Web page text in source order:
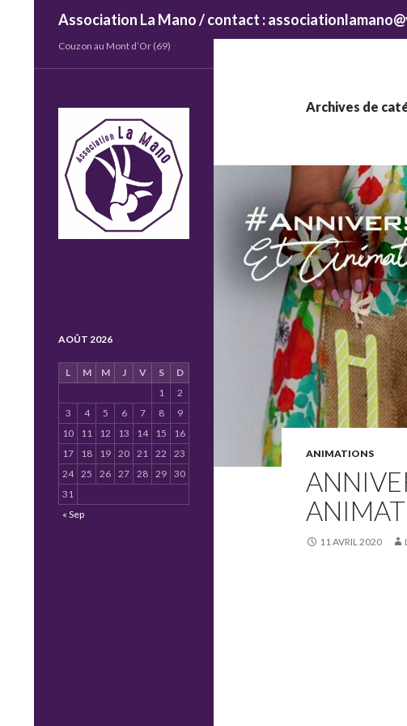
Association La Mano / contact :
Archives de
ANIMATIONS
11 AVRIL 2020
Couzon au Mont d’Or (69)
AOÛT 2026
L M M J V S
D
1
2
3
4 5 6 7 8
9
10
11 12 13 14 15
16
17
18 19 20 21 22
23
24 25 26 27 28 29 30
31
« Sep